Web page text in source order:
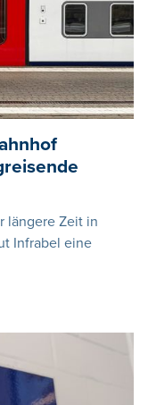
längere Zeit in
Infrabel eine